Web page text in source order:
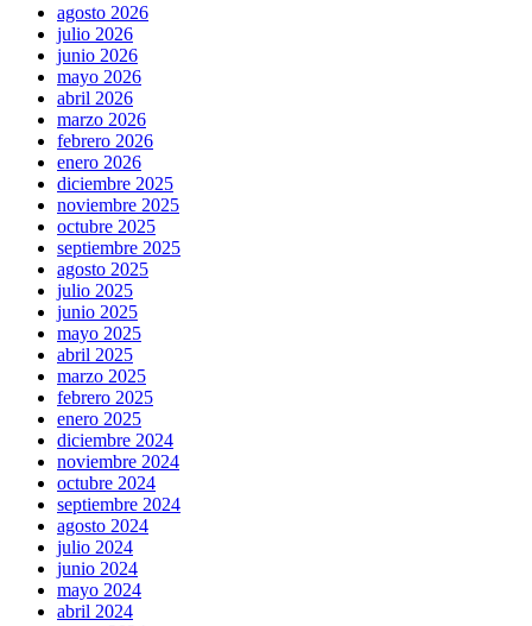
agosto 2026
julio 2026
junio 2026
mayo 2026
abril 2026
marzo 2026
febrero 2026
enero 2026
diciembre 2025
noviembre 2025
octubre 2025
septiembre 2025
agosto 2025
julio 2025
junio 2025
mayo 2025
abril 2025
marzo 2025
febrero 2025
enero 2025
diciembre 2024
noviembre 2024
octubre 2024
septiembre 2024
agosto 2024
julio 2024
junio 2024
mayo 2024
abril 2024